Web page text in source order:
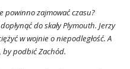
powinno zajmować czasu?
do skały Plymouth. Jerzy
w wojnie o niepodległość. A
podbić Zachód.